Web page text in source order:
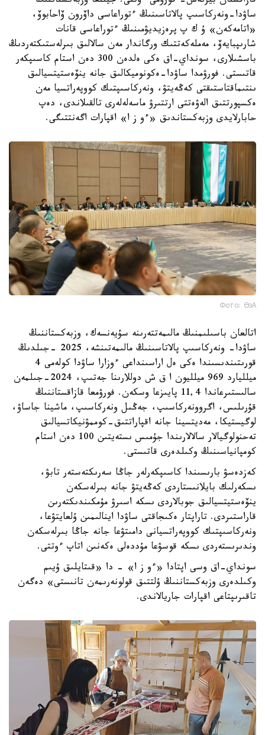
ساۋدا-ونەركاسىپ پالاتاسىنىڭ ءتوراعاسى داۆرون ۆاحابوۆ،
«اتامەكەن» ۇ ك پ پرەزيديۋمىنىڭ ءتوراعاسى قانات
شارىپبايەۆ، مەملەكەتتىك ورگاندار مەن سالالىق بىرلەستىكتەردىڭ
باسشىلارى، سونداي-اق ەكى ەلدەن 300 دەن استام كاسىپكەر
قاتىستى. فورۋمدا ساۋدا-ەكونوميكالىق جانە ينۆەستيتسيالىق
ىنتىماقتاستىقتى كەڭەيتۋ، ونەركاسىپتىك كووپەراتسيا مەن
ەكسپورتتىق الەۋەتتى ارتتىرۋ ماسەلەلەرى تالقىلاندى، دەپ
حابارلايدى وزبەكستاندىق «ءو ز ا» اقپارات اگەنتتىگى.
Фото: ӨзА
اتالعان باسىلىمنىڭ مالىمەتتەرىنە سۇيەنسەك، وزبەكستاننىڭ
ساۋدا- ونەركاسىپ پالاتاسىنىڭ مالىمەتىنشە، 2025 -جىلدىڭ
قورىتىندىسىندا ەكى ەل اراسىنداعى ءوزارا ساۋدا كولەمى 4
ميلليارد 969 ميلليون ا ق ش دوللارىنا جەتىپ، 2024-جىلمەن
سالىستىرعاندا 11,4 پايىزعا وسكەن. فورۋمعا قازاقستاننىڭ
قۇرىلىس، اگروونەركاسىپ، جەڭىل ونەركاسىپ، ماشينا جاساۋ،
لوگيستيكا، مەديتسينا جانە اقپاراتتىق-كوممۋنيكاتسيالىق
تەحنولوگيالار سالالارىندا جۇمىس ىستەيتىن 100 دەن استام
كومپانياسىنىڭ وكىلدەرى قاتىستى.
كەزدەسۋ بارىسىندا كاسىپكەرلەر جاڭا سەرىكتەستەر تابۋ،
ىسكەرلىك بايلانىستاردى كەڭەيتۋ جانە بىرلەسكەن
ينۆەستيتسيالىق جوبالاردى ىسكە اسىرۋ مۇمكىندىكتەرىن
قاراستىردى. تاراپتار ەكىجاقتى ساۋدا اينالىمىن ۇلعايتۋعا،
ونەركاسىپتىك كووپەراتسيانى دامىتۋعا جانە جاڭا بىرلەسكەن
وندىرىستەردى ىسكە قوسۋعا مۇددەلى ەكەنىن اتاپ ءوتتى.
سونداي-اق وسى اپتادا «ءو ز ا» - دا «قىتايلىق ۇيىم
وكىلدەرى وزبەكستاننىڭ ۇلتتىق قولونەرىمەن تانىستى» دەگەن
تاقىرىپتاعى اقپارات جاريالاندى.